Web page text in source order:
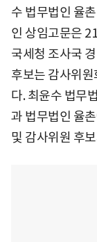
수 법무법인 율
인 상임고문은
국세청 조사국
후보는 감사위
다. 최윤수 법무
과 법무법인 율
및 감사위원 후